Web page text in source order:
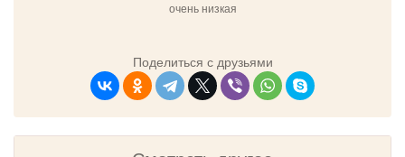
очень низкая
Поделиться с друзьями